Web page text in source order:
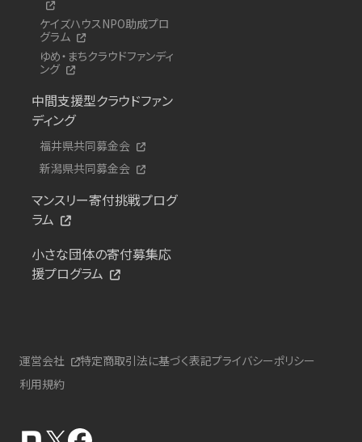
ケイズハウスNPO助成プロ
グラム
ゆめ・まちクラウドファンディ
ング
中間支援型クラウドファン
ディング
福井県共同募金会
新潟県共同募金会
マンスリー寄付挑戦プログ
ラム
小さな団体の寄付募集応
援プログラム
運営会社 特定商取引法に基づく表記プライバシーポリシー
利用規約